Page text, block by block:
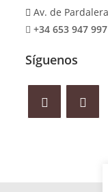
Av. de
+34 653 947 997
Síguenos